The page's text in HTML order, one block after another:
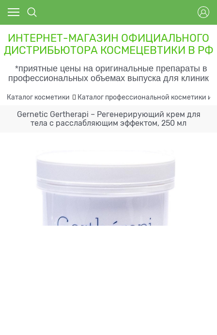
ИНТЕРНЕТ-МАГАЗИН ОФИЦИАЛЬНОГО
ДИСТРИБЬЮТОРА КОСМЕЦЕВТИКИ В РФ
*приятные цены на оригинальные препараты в
профессиональных объемах выпуска для клиник
Каталог косметики Каталог профессиональной косметики и
Gernetic Gertherapi – Регенерирующий крем для
тела с расслабляющим эффектом, 250 мл